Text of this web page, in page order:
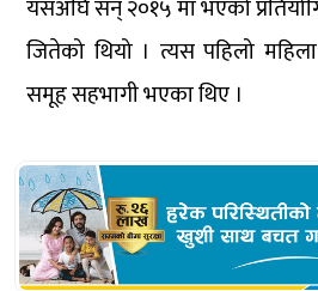
यसअघि सन् २०१५ मा भएको
जितेको थियो । त्यस पहिलो
समूह सहभागी भएका थिए ।